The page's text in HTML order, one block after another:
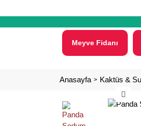
Meyve Fidanı
Anasayfa Kaktüs &